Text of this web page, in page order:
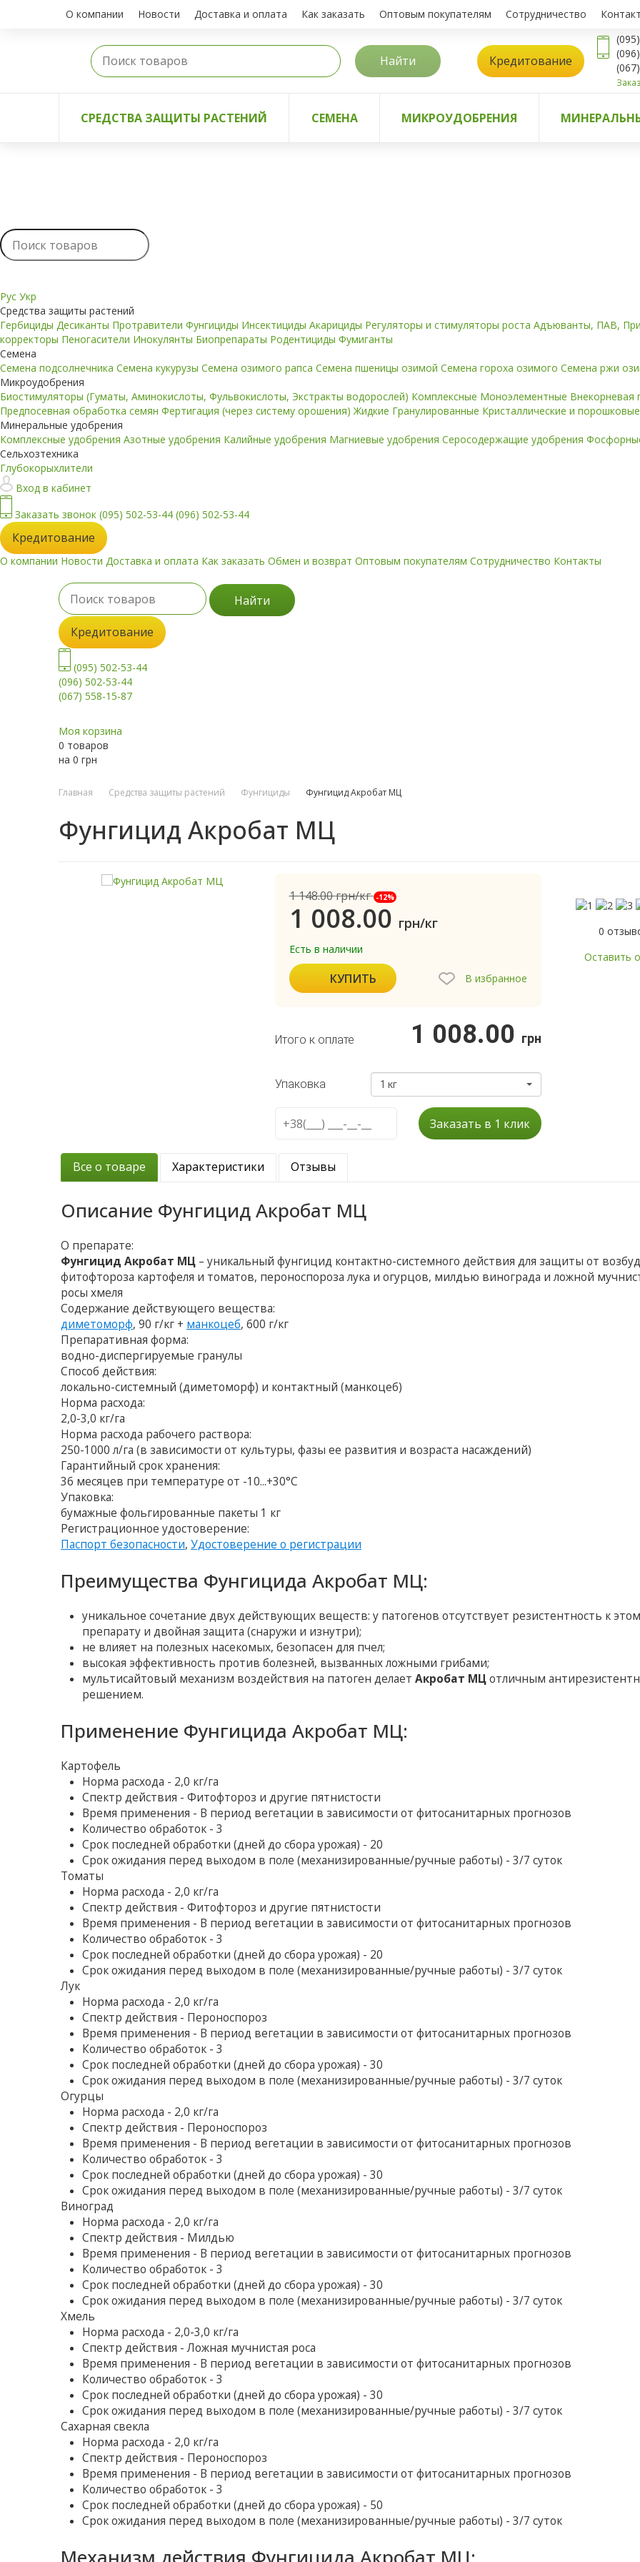
О компании Новости Доставка и оплата Как заказать Оптовым покупателям Сотрудничество
Найти Кредитование
СРЕДСТВА ЗАЩИТЫ РАСТЕНИЙ СЕМЕНА МИКРОУДОБРЕНИЯ
Рус Укр
Средства защиты растений
Гербициды Десиканты Протравители Фунгициды Инсектициды Акарициды Регуляторы и стимуляторы роста Адъюванты, ПАВ,
корректоры Пеногасители Инокулянты Биопрепараты Родентициды Фумиганты
Семена
Семена подсолнечника Семена кукурузы Семена озимого рапса Семена пшеницы озимой Семена гороха озимого Семена ржи
Микроудобрения
Биостимуляторы (Гуматы, Аминокислоты, Фульвокислоты, Экстракты водорослей) Комплексные Моноэлементные Внекорневая
Предпосевная обработка семян Фертигация (через систему орошения)Жидкие Гранулированные Кристаллические и порошковые
Минеральные удобрения
Комплексные удобрения Азотные удобрения Калийные удобрения Магниевые удобрения Серосодержащие удобрения
Сельхозтехника
Глубокорыхлители
Вход в кабинет
Заказать звонок (095) 502-53-44 (096) 502-53-44
Кредитование
О компании Новости Доставка и оплата Как заказать Обмен и возврат Оптовым покупателям Сотрудничество Контакты
Найти
Кредитование
(095) 502-53-44
(096) 502-53-44
(067) 558-15-87
Моя корзина
0 товаров
на 0 грн
Главная Средства защиты растений Фунгициды Фунгицид Акробат МЦ
Фунгицид Акробат МЦ
1 148.00грн/кг -12%
1 008.00 грн/кг
Есть в наличии
КУПИТЬ В избранное
Итого к оплате 1 008.00 грн
Упаковка 1 кг
0
Оставить
Заказать в 1 клик
Все о товаре Характеристики Отзывы
Описание Фунгицид Акробат МЦ
О препарате:
Фунгицид Акробат МЦ – уникальный фунгицид контактно-системного действия для защиты от
фитофтороза картофеля и томатов, пероноспороза лука и огурцов, милдью винограда и ложной
росы хмеля
Содержание действующего вещества:
диметоморф, 90 г/кг + манкоцеб, 600 г/кг
Препаративная форма:
водно-диспергируемые гранулы
Способ действия:
локально-системный (диметоморф) и контактный (манкоцеб)
Норма расхода:
2,0-3,0 кг/га
Норма расхода рабочего раствора:
250-1000 л/га (в зависимости от культуры, фазы ее развития и возраста насаждений)
Гарантийный срок хранения:
36 месяцев при температуре от -10...+30°C
Упаковка:
бумажные фольгированные пакеты 1 кг
Регистрационное удостоверение:
Паспорт безопасности,Удостоверение о регистрации
Преимущества Фунгицида Акробат МЦ:
уникальное сочетание двух действующих веществ: у патогенов отсутствует резистентность к
препарату и двойная защита (снаружи и изнутри);
не влияет на полезных насекомых, безопасен для пчел;
высокая эффективность против болезней, вызванных ложными грибами;
мультисайтовый механизм воздействия на патоген делаетАкробат МЦотличным
решением.
Применение Фунгицида Акробат МЦ:
Картофель
Норма расхода - 2,0 кг/га
Спектр действия - Фитофтороз и другие пятнистости
Время применения - В период вегетации в зависимости от фитосанитарных прогнозов
Количество обработок - 3
Срок последней обработки (дней до сбора урожая) - 20
Срок ожидания перед выходом в поле (механизированные/ручные работы) - 3/7 суток
Томаты
Норма расхода - 2,0 кг/га
Спектр действия - Фитофтороз и другие пятнистости
Время применения - В период вегетации в зависимости от фитосанитарных прогнозов
Количество обработок - 3
Срок последней обработки (дней до сбора урожая) - 20
Срок ожидания перед выходом в поле (механизированные/ручные работы) - 3/7 суток
Лук
Норма расхода - 2,0 кг/га
Спектр действия - Пероноспороз
Время применения - В период вегетации в зависимости от фитосанитарных прогнозов
Количество обработок - 3
Срок последней обработки (дней до сбора урожая) - 30
Срок ожидания перед выходом в поле (механизированные/ручные работы) - 3/7 суток
Огурцы
Норма расхода - 2,0 кг/га
Спектр действия - Пероноспороз
Время применения - В период вегетации в зависимости от фитосанитарных прогнозов
Количество обработок - 3
Срок последней обработки (дней до сбора урожая) - 30
Срок ожидания перед выходом в поле (механизированные/ручные работы) - 3/7 суток
Виноград
Норма расхода - 2,0 кг/га
Спектр действия - Милдью
Время применения - В период вегетации в зависимости от фитосанитарных прогнозов
Количество обработок - 3
Срок последней обработки (дней до сбора урожая) - 30
Срок ожидания перед выходом в поле (механизированные/ручные работы) - 3/7 суток
Хмель
Норма расхода - 2,0-3,0 кг/га
Спектр действия - Ложная мучнистая роса
Время применения - В период вегетации в зависимости от фитосанитарных прогнозов
Количество обработок - 3
Срок последней обработки (дней до сбора урожая) - 30
Срок ожидания перед выходом в поле (механизированные/ручные работы) - 3/7 суток
Сахарная свекла
Норма расхода - 2,0 кг/га
Спектр действия - Пероноспороз
Время применения - В период вегетации в зависимости от фитосанитарных прогнозов
Количество обработок - 3
Срок последней обработки (дней до сбора урожая) - 50
Срок ожидания перед выходом в поле (механизированные/ручные работы) - 3/7 суток